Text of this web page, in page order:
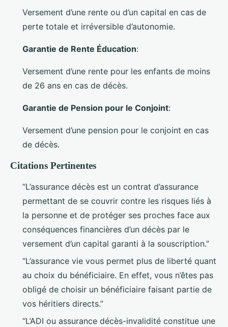
Versement d’une rente ou d’un capital en cas de
perte totale et irréversible d’autonomie.
Garantie de Rente Éducation:
Versement d’une rente pour les enfants de moins
de 26 ans en cas de décès.
Garantie de Pension pour le Conjoint:
Versement d’une pension pour le conjoint en cas
de décès.
Citations Pertinentes
“L’assurance décès est un contrat d’assurance
permettant de se couvrir contre les risques liés à
la personne et de protéger ses proches face aux
conséquences financières d’un décès par le
versement d’un capital garanti à la souscription.”
“L’assurance vie vous permet plus de liberté quant
au choix du bénéficiaire. En effet, vous n’êtes pas
obligé de choisir un bénéficiaire faisant partie de
vos héritiers directs.”
“L’ADI ou assurance décès-invalidité constitue une